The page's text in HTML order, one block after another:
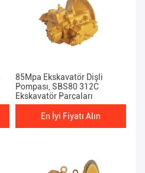
85Mpa Ekskavatör Dişli
Pompası, SBS80 312C
Ekskavatör Parçaları
En İyi Fiyatı Alın